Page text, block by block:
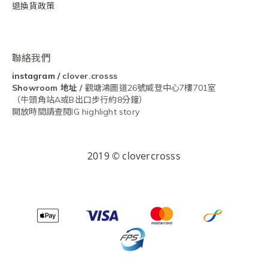
退換貨政策
聯絡我們
instagram/ clover.crosss
Showroom 地址 / 觀塘鴻圖道26號威登中心7樓701室
（牛頭角站A或B出口步行約8分鐘）
開放時間請查閱IG highlight story
2019 © clovercrosss